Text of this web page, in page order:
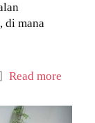
di mana
Read more